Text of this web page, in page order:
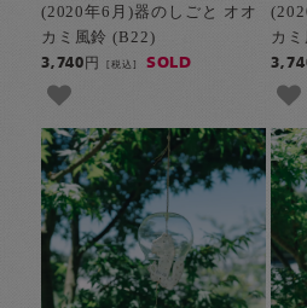
(2020年6月)器のしごと オオ
カミ風鈴 (B22)
3,740円[税込] SOLD
カ